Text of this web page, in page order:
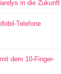
in die Zukunft
Telefone
dem 10-Finger-